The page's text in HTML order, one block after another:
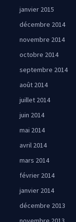
janvier 2015
décembre 2014
novembre 2014
octobre 2014
septembre 2014
août 2014
juillet 2014
juin 2014
mai 2014
avril 2014
mars 2014
février 2014
janvier 2014
décembre 2013